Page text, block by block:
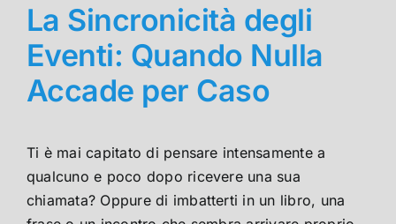
La Sincronicità degli
Eventi: Quando Nulla
Accade per Caso
Ti è mai capitato di pensare intensamente a
qualcuno e poco dopo ricevere una sua
chiamata? Oppure di imbatterti in un libro, una